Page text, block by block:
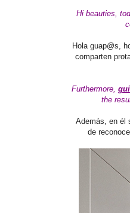
Hi beauties,
Hola guap@s,
comparten
Furthermore,
the
Además, en él
de